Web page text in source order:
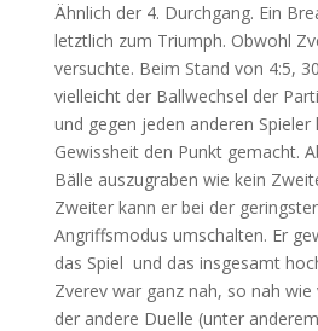
Ähnlich der 4. Durchgang. Ein
letztlich zum Triumph. Obwohl
versuchte. Beim Stand von 4:5,
vielleicht der Ballwechsel der
und gegen jeden anderen
Gewissheit den Punkt gemacht.
Bälle auszugraben wie kein
Zweiter kann er bei der
Angriffsmodus umschalten. Er
das Spiel und das insgesamt
Zverev war ganz nah, so nah
der andere Duelle (unter